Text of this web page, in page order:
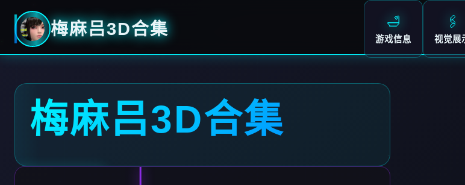
梅麻吕3D合集 🛁
游戏信息
🖇️
视觉展
梅麻吕3D合集